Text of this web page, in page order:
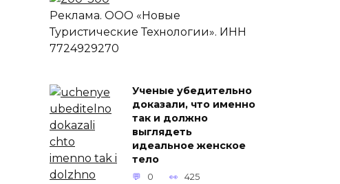
Реклама. ООО «Новые
Туристические Технологии». ИНН
7724929270
Ученые убедительно
доказали, что именно
так и должно
выглядеть
идеальное женское
тело
0 425